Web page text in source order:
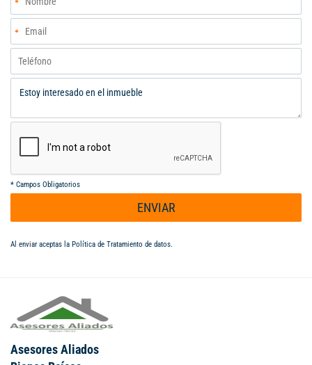
* Campos Obligatorios
ENVIAR
Al enviar aceptas la Política de Tratamiento de datos.
Asesores Aliados